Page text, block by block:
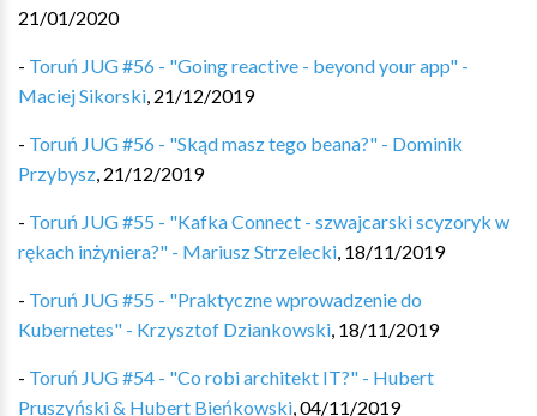
21/01/2020
- Toruń JUG #56 - "Going reactive - beyond your app" -
Maciej Sikorski, 21/12/2019
- Toruń JUG #56 - "Skąd masz tego beana?" - Dominik
Przybysz, 21/12/2019
- Toruń JUG #55 - "Kafka Connect - szwajcarski scyzoryk w
rękach inżyniera?" - Mariusz Strzelecki, 18/11/2019
- Toruń JUG #55 - "Praktyczne wprowadzenie do
Kubernetes" - Krzysztof Dziankowski, 18/11/2019
- Toruń JUG #54 - "Co robi architekt IT?" - Hubert
Pruszyński & Hubert Bieńkowski,04/11/2019